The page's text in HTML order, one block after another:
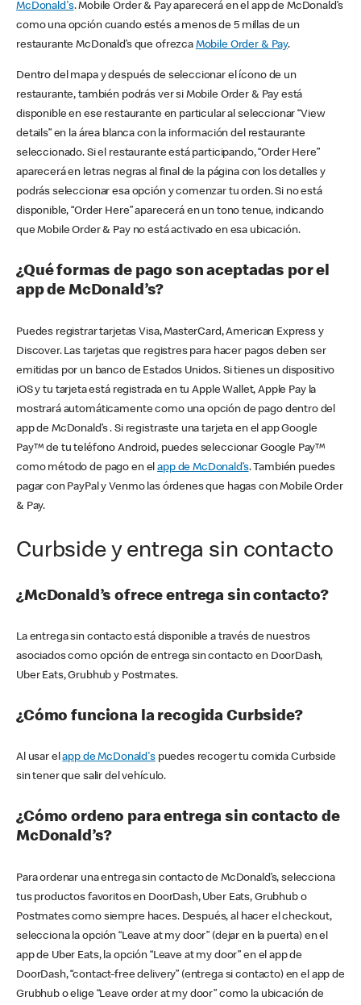
McDonald's. Mobile Order & Pay aparecerá en el app de McDonald’s
como una opción cuando estés a menos de 5 millas de un
restaurante McDonald’s que ofrezca Mobile Order & Pay.
Dentro del mapa y después de seleccionar el ícono de un
restaurante, también podrás ver si Mobile Order & Pay está
disponible en ese restaurante en particular al seleccionar “View
details” en la área blanca con la información del restaurante
seleccionado. Si el restaurante está participando, “Order Here”
aparecerá en letras negras al final de la página con los detalles y
podrás seleccionar esa opción y comenzar tu orden. Si no está
disponible, “Order Here” aparecerá en un tono tenue, indicando
que Mobile Order & Pay no está activado en esa ubicación.
¿Qué formas de pago son aceptadas por el
app de McDonald’s?
Puedes registrar tarjetas Visa, MasterCard, American Express y
Discover. Las tarjetas que registres para hacer pagos deben ser
emitidas por un banco de Estados Unidos. Si tienes un dispositivo
iOS y tu tarjeta está registrada en tu Apple Wallet, Apple Pay la
mostrará automáticamente como una opción de pago dentro del
app de McDonald’s . Si registraste una tarjeta en el app Google
Pay™ de tu teléfono Android, puedes seleccionar Google Pay™
como método de pago en elapp de McDonald’s. También puedes
pagar con PayPal y Venmo las órdenes que hagas con Mobile Order
& Pay.
Curbside y entrega sin contacto
¿McDonald’s ofrece entrega sin contacto?
La entrega sin contacto está disponible a través de nuestros
asociados como opción de entrega sin contacto en DoorDash,
Uber Eats, Grubhub y Postmates.
¿Cómo funciona la recogida Curbside?
Al usar elapp de McDonald'spuedes recoger tu comida Curbside
sin tener que salir del vehículo.
¿Cómo ordeno para entrega sin contacto de
McDonald’s?
Para ordenar una entrega sin contacto de McDonald’s, selecciona
tus productos favoritos en DoorDash, Uber Eats, Grubhub o
Postmates como siempre haces. Después, al hacer el checkout,
selecciona la opción “Leave at my door” (dejar en la puerta) en el
app de Uber Eats, la opción “Leave at my door” en el app de
DoorDash, “contact-free delivery” (entrega si contacto) en el app de
Grubhub o elige “Leave order at my door” como la ubicación de